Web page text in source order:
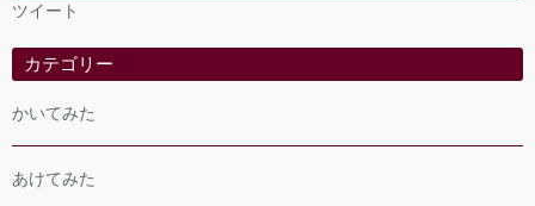
ツイート
カテゴリー
かいてみた
あけてみた